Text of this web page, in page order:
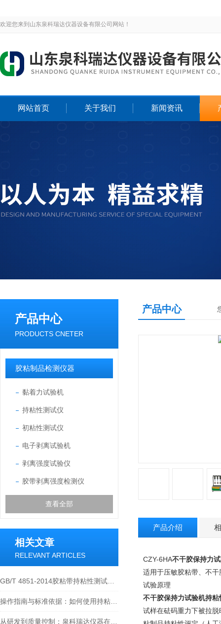
欢迎您来到山东泉科瑞达仪器设备有限公司网站！
网站首页 关于我们 新闻资讯
产品中心
PRODUCTS CNETER
胶粘制品检测仪器
黏着力试验机
持粘性测试仪
初粘性测试仪
电子剥离试验机
剥离强度试验仪
胶带剥离强度检测仪
查看全部
相关文章
RELEVANT ARTICLES
产品中心
产品介绍
CZY-6HA不干胶保持力
适用于压敏胶粘带、不
试验原理
不干胶保持力试验机持粘
试样在砝码重力下被拉